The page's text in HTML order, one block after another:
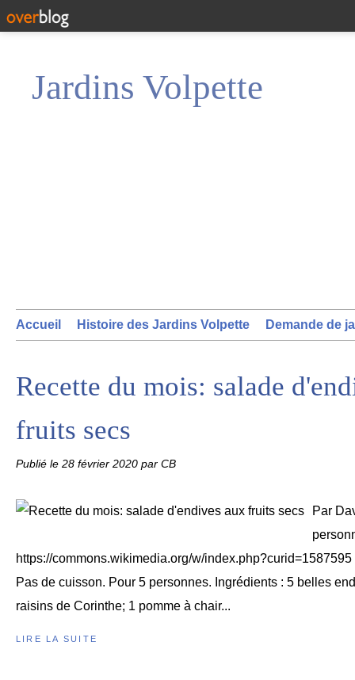
Jardins Volpette
Accueil Histoire des Jardins Volpette Demande de
Recette du mois: salade
fruits secs
Publié le 28 février 2020 par CB
Par
https://commons.wikimedia.org/w/
Pas de cuisson. Pour 5 personnes. Ingrédients : 5 belles
raisins de Corinthe; 1 pomme à chair...
LIRE LA SUITE